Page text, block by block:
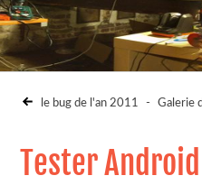
le bug de l'an 2011 - Galerie
Tester